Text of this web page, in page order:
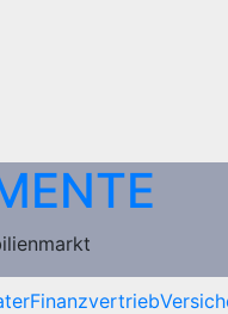
Finanzvertrieb